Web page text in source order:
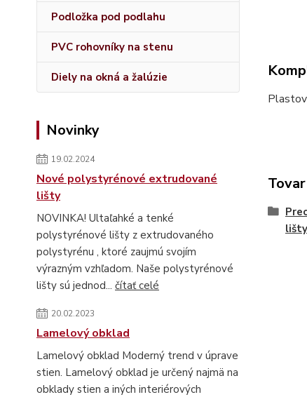
Podložka pod podlahu
PVC rohovníky na stenu
Diely na okná a žalúzie
Novinky
19.02.2024
Nové polystyrénové extrudované
lišty
NOVINKA! Ultaľahké a tenké
polystyrénové lišty z extrudovaného
polystyrénu , ktoré zaujmú svojím
výrazným vzhľadom. Naše polystyrénové
lišty sú jednod... čítať celé
20.02.2023
Lamelový obklad
Lamelový obklad Moderný trend v úprave
stien. Lamelový obklad je určený najmä na
obklady stien a iných interiérových
lišty